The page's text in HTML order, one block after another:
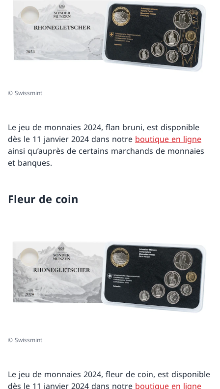
© Swissmint
Le jeu de monnaies 2024, flan bruni, est disponible
dès le 11 janvier 2024 dans notre boutique en ligne
ainsi qu’auprès de certains marchands de monnaies
et banques.
Fleur de coin
© Swissmint
Le jeu de monnaies 2024, fleur de coin, est disponible
dès le 11 janvier 2024 dans notre boutique en ligne